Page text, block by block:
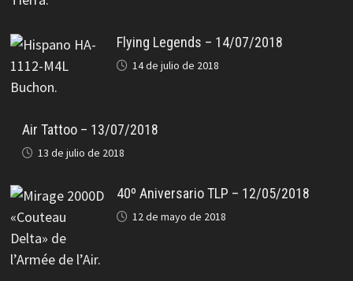
Flying Legends – 14/07/2018
14 de julio de 2018
Air Tattoo – 13/07/2018
13 de julio de 2018
40º Aniversario TLP – 12/05/2018
12 de mayo de 2018